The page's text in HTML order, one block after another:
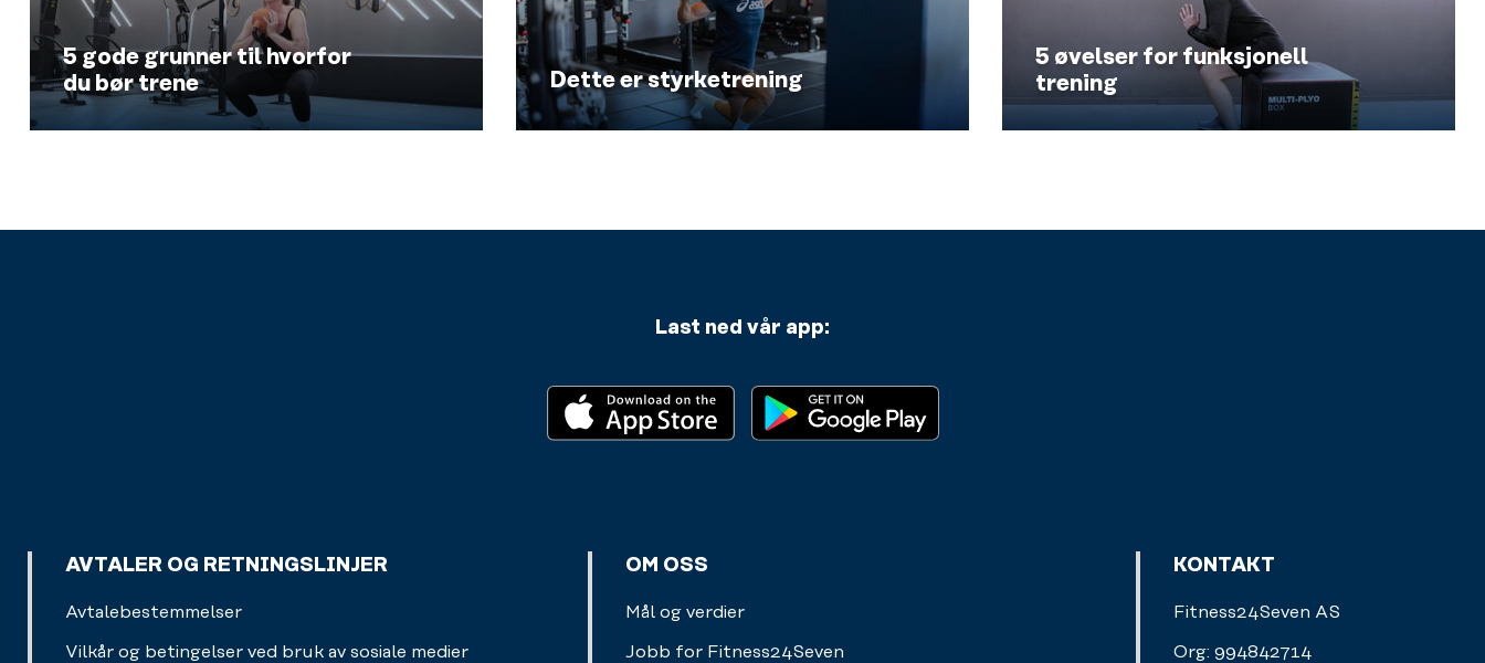
5 gode grunner til hvorfor
du bør trene
Dette er styrketrening
5 øvelser for funksjonell
trening
Last ned vår app:
AVTALER OG RETNINGSLINJER
Avtalebestemmelser
Vilkår og betingelser ved bruk av sosiale medier
OM OSS
Mål og verdier
Jobb for Fitness24Seven
KONTAKT
Fitness24Seven AS
Org: 994842714